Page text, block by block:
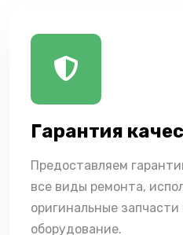
Гарантия
Предоставляем
все виды ремонта,
оригинальные
оборудование.